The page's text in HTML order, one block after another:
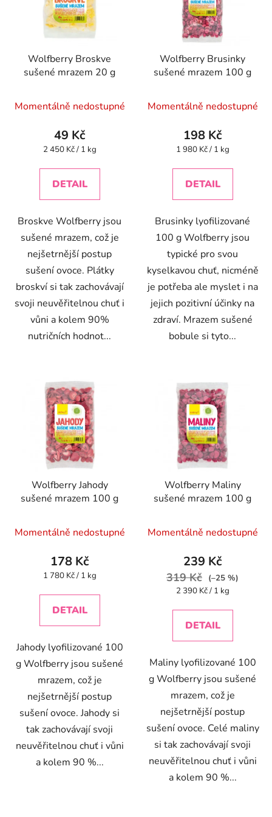
Wolfberry Broskve
sušené mrazem 20 g
Momentálně nedostupné
49 Kč
Měrná
2 450 Kč / 1 kg
DETAIL
Broskve Wolfberry jsou
sušené mrazem, což je
nejšetrnější postup
sušení ovoce. Plátky
broskví si tak zachovávají
svoji neuvěřitelnou chuť i
vůni a kolem 90%
nutričních hodnot...
Wolfberry Brusinky
sušené mrazem 100 g
Momentálně nedostupné
198 Kč
Měrná
1 980 Kč / 1 kg
DETAIL
Brusinky lyofilizované
100 g Wolfberry jsou
typické pro svou
kyselkavou chuť, nicméně
je potřeba ale myslet i na
jejich pozitivní účinky na
zdraví. Mrazem sušené
bobule si tyto...
Wolfberry Jahody
sušené mrazem 100 g
Momentálně nedostupné
178 Kč
Měrná
1 780 Kč / 1 kg
DETAIL
Jahody lyofilizované 100
g Wolfberry jsou sušené
mrazem, což je
nejšetrnější postup
sušení ovoce. Jahody si
tak zachovávají svoji
neuvěřitelnou chuť i vůni
a kolem 90 %...
Wolfberry Maliny
sušené mrazem 100 g
Momentálně nedostupné
239 Kč
319 Kč
(–25 %)
Měrná
2 390 Kč / 1 kg
DETAIL
Maliny lyofilizované 100
g Wolfberry jsou sušené
mrazem, což je
nejšetrnější postup
sušení ovoce. Celé maliny
si tak zachovávají svoji
neuvěřitelnou chuť i vůni
a kolem 90 %...